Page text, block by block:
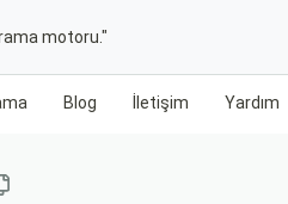
motoru."
Blog İletişim Yardım